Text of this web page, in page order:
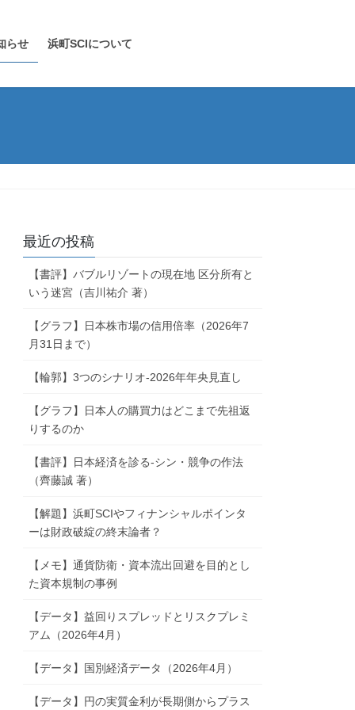
らせ 浜町SCIについて
最近の投稿
【書評】バブルリゾートの現在地 区分所有と
いう迷宮（吉川祐介 著）
【グラフ】日本株市場の信用倍率（2026年7
月31日まで）
【輪郭】3つのシナリオ-2026年年央見直し
【グラフ】日本人の購買力はどこまで先祖返
りするのか
【書評】日本経済を診る-シン・競争の作法
（齊藤誠 著）
【解題】浜町SCIやフィナンシャルポインタ
ーは財政破綻の終末論者？
【メモ】通貨防衛・資本流出回避を目的とし
た資本規制の事例
【データ】益回りスプレッドとリスクプレミ
アム（2026年4月）
【データ】国別経済データ（2026年4月）
【データ】円の実質金利が長期側からプラス